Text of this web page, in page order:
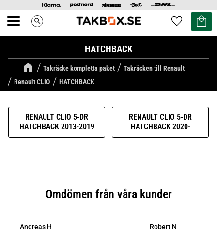
Meny search Favoriter
Kundvagn
HATCHBACK
Takräcke kompletta paket
Takräcken till Renault
Renault CLIO
HATCHBACK
RENAULT CLIO 5-DR
HATCHBACK 2013-2019
RENAULT CLIO 5-DR
HATCHBACK 2020-